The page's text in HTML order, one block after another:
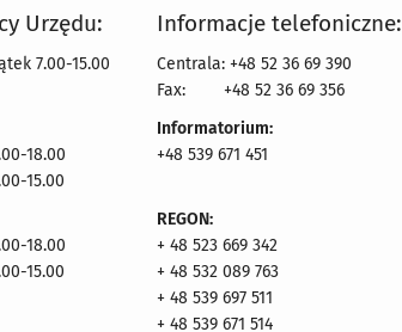
Urzędu:
7.00-15.00
18.00
15.00
18.00
15.00
Informacje telefoniczne:
Centrala: +48 52 36 69 390
Fax:
+48 52 36 69 356
Informatorium:
+48 539 671 451
REGON:
+ 48 523 669 342
+ 48 532 089 763
+ 48 539 697 511
+ 48 539 671 514